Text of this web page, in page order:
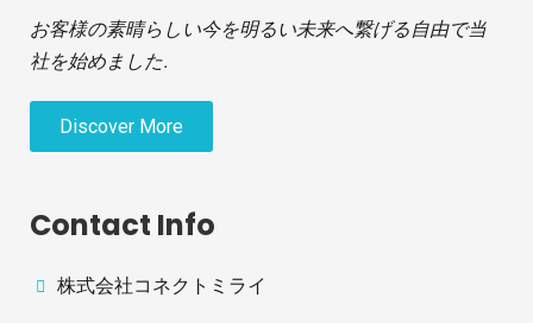
お客様の素晴らしい今を明るい未来へ繋げる自由で当
社を始めました.
Discover More
Contact Info
株式会社コネクトミライ